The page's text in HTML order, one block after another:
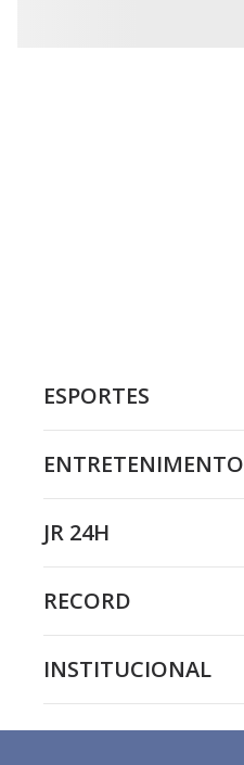
ESPORTES
ENTRETENIMENTO
JR 24H
RECORD
INSTITUCIONAL